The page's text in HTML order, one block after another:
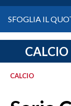
CRONACA
SFOGLIA IL
CALCIO
CALCIO